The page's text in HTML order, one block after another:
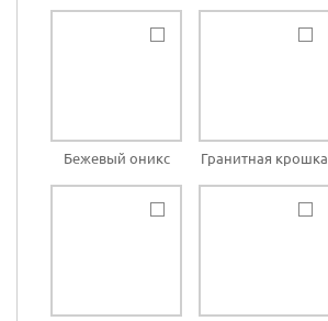
Бежевый оникс Гранитная крошка